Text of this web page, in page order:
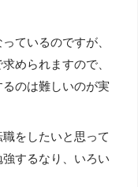
ているのですが、
められますので、
のは難しいのが実
をしたいと思って
するなり、いろい